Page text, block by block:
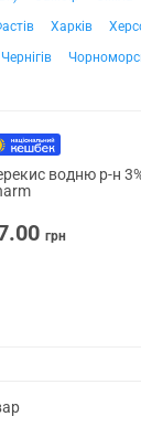
Харків
Чернігів
водню р-н
грн